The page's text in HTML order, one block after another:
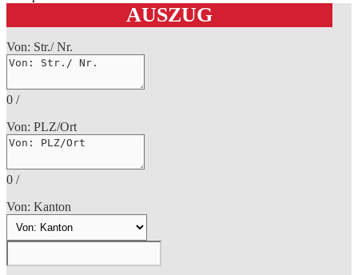
AUSZUG
Von: Str./ Nr.
0 /
Von: PLZ/Ort
0 /
Von: Kanton